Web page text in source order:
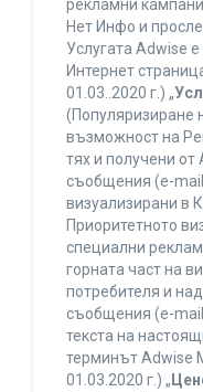
рекламни
Нет Инфо и
Услугата Adwise
Интернет
01.03..2020 г.) „
(Популяризиране
възможност на
тях и получени от
съобщения (e-
визуализирани в
Приоритетното
специални
горната част на
потребителя и
съобщения (e-
текста на
терминът Adwise
01.03.2020 г.) „